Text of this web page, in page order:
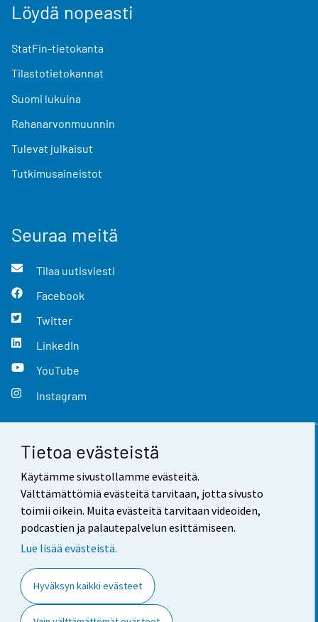
Tietoa evästeistä
Käytämme sivustollamme evästeitä.
Välttämättömiä evästeitä tarvitaan, jotta sivusto
toimii oikein. Muita evästeitä tarvitaan videoiden,
podcastien ja palautepalvelun esittämiseen.
Lue lisää evästeistä.
Hyväksyn kaikki evästeet
Löydä nopeasti
StatFin-tietokanta
Tilastotietokannat
Suomi lukuina
Rahanarvonmuunnin
Tulevat julkaisut
Tutkimusaineistot
Seuraa meitä
Tilaa uutisviesti
Facebook
Twitter
LinkedIn
YouTube
Instagram
Yhteystiedot
Palaute
Käyttöehdot
Saavutettavuus
Tietoa sivustosta